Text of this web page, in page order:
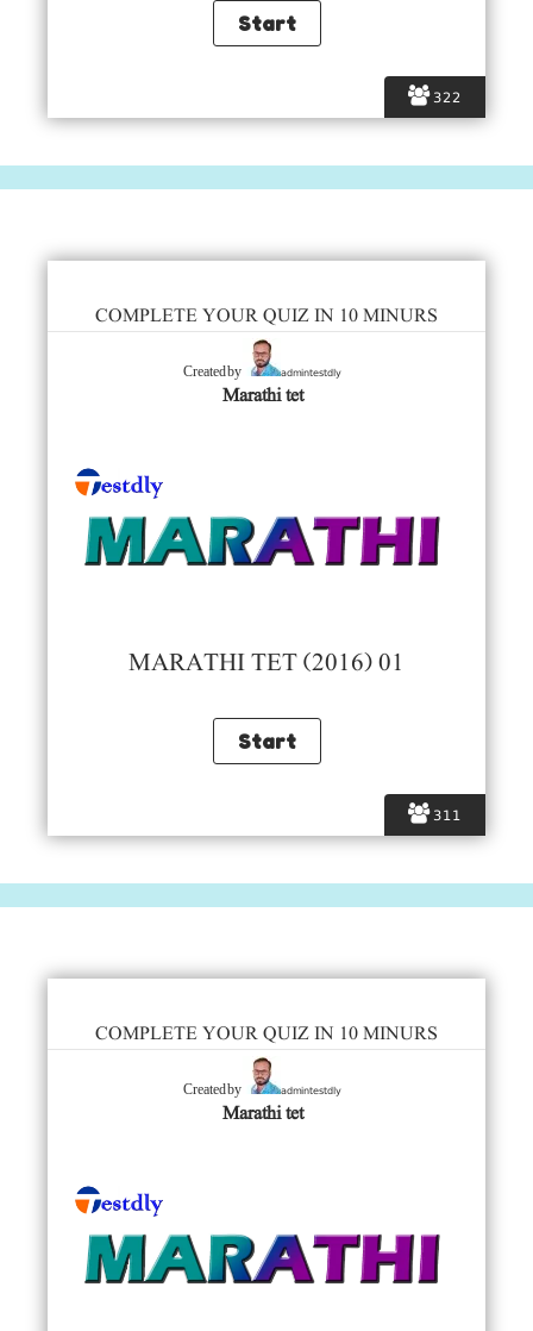
322
311
COMPLETE YOUR QUIZ IN 10 MINURS
Created by admintestdly
Marathi tet
MARATHI TET (2016) 01
COMPLETE YOUR QUIZ IN 10 MINURS
Created by admintestdly
Marathi tet